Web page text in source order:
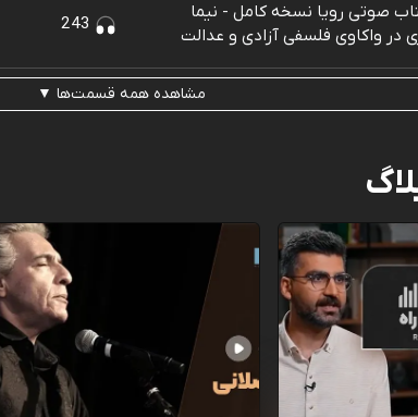
صوتی رویا نسخه کامل - نیما
در واکاوی فلسفی آزادی و عدالت
مشاهده همه قسمت‌ها ▼